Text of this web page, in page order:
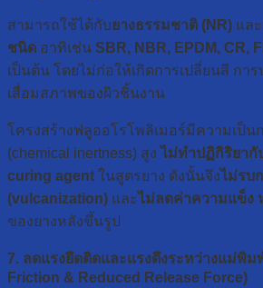
สามารถใช้ได้กับยางธรรมชาติ (NR) และ
ชนิด อาทิเช่น SBR, NBR, EPDM, CR,
เป็นต้น โดยไม่ก่อให้เกิดการเปลี่ยนสี กา
เสื่อมสภาพของผิวชิ้นงาน
โครงสร้างฟลูออโรโพลิเมอร์มีความเป็น
(chemical inertness) สูง ไม่ทำปฏิกิริยากั
curing agent ในสูตรยาง ดังนั้นจึงไม่รบ
(vulcanization) และไม่ลดค่าความแข็ง
ของยางหลังขึ้นรูป
7. ลดแรงยึดติดและแรงดึงระหว่างแม่พิ
Friction & Reduced Release Force)